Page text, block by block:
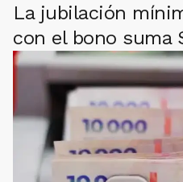
La jubilación
con el bono suma